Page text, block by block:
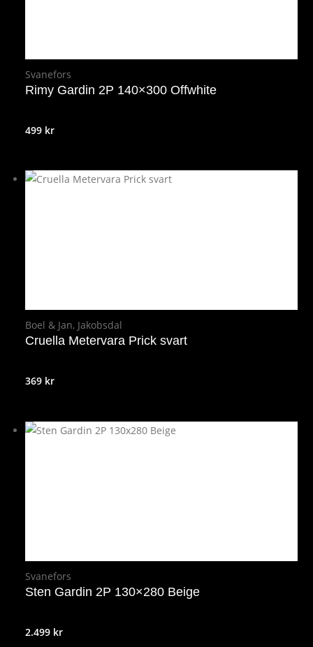
Svanefors
Rimy Gardin 2P 140×300 Offwhite
499 kr
Boel & Jan, Jakobsdal
Cruella Metervara Prick svart
369 kr
Svanefors
Sten Gardin 2P 130×280 Beige
2.499 kr